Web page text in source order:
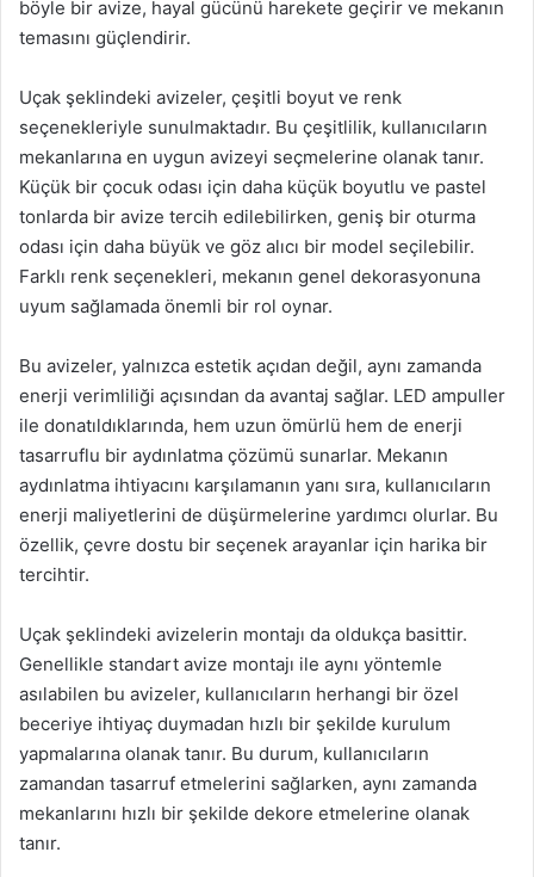
böyle bir avize, hayal gücünü harekete geçirir ve mekanın
temasını güçlendirir.
Uçak şeklindeki avizeler, çeşitli boyut ve renk
seçenekleriyle sunulmaktadır. Bu çeşitlilik, kullanıcıların
mekanlarına en uygun avizeyi seçmelerine olanak tanır.
Küçük bir çocuk odası için daha küçük boyutlu ve pastel
tonlarda bir avize tercih edilebilirken, geniş bir oturma
odası için daha büyük ve göz alıcı bir model seçilebilir.
Farklı renk seçenekleri, mekanın genel dekorasyonuna
uyum sağlamada önemli bir rol oynar.
Bu avizeler, yalnızca estetik açıdan değil, aynı zamanda
enerji verimliliği açısından da avantaj sağlar. LED ampuller
ile donatıldıklarında, hem uzun ömürlü hem de enerji
tasarruflu bir aydınlatma çözümü sunarlar. Mekanın
aydınlatma ihtiyacını karşılamanın yanı sıra, kullanıcıların
enerji maliyetlerini de düşürmelerine yardımcı olurlar. Bu
özellik, çevre dostu bir seçenek arayanlar için harika bir
tercihtir.
Uçak şeklindeki avizelerin montajı da oldukça basittir.
Genellikle standart avize montajı ile aynı yöntemle
asılabilen bu avizeler, kullanıcıların herhangi bir özel
beceriye ihtiyaç duymadan hızlı bir şekilde kurulum
yapmalarına olanak tanır. Bu durum, kullanıcıların
zamandan tasarruf etmelerini sağlarken, aynı zamanda
mekanlarını hızlı bir şekilde dekore etmelerine olanak
tanır.